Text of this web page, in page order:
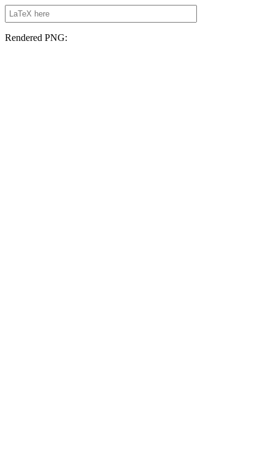
Rendered PNG: